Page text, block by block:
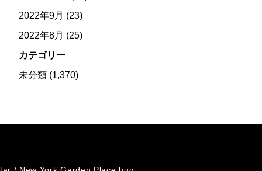
2022年9月 (23)
2022年8月 (25)
カテゴリー
未分類(1,370)